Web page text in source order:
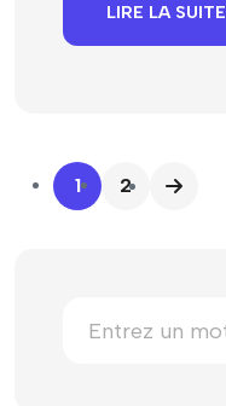
LIRE LA SUITE
1 2